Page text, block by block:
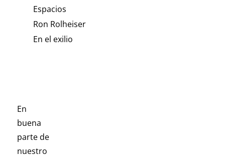
Espacios
Ron Rolheiser
En el exilio
En
buena
parte de
nuestro